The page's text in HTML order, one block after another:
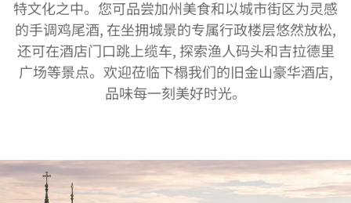
特文化之中。您可品尝加州美食和以城市街区为灵感
的手调鸡尾酒, 在坐拥城景的专属行政楼层悠然放松,
还可在酒店门口跳上缆车, 探索渔人码头和吉拉德里
广场等景点。欢迎莅临下榻我们的旧金山豪华酒店,
品味每一刻美好时光。